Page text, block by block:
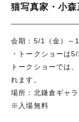
猫写真家・小
会期：5/1（金）～
・トークショーは
トークショーでは
れます。
場所：北鎌倉ギャ
※入場無料